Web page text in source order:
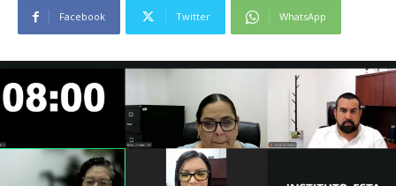
Facebook Twitter WhatsApp